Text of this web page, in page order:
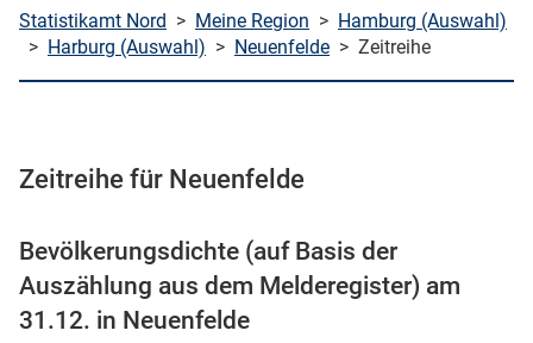
Statistikamt Nord > Meine Region > Hamburg (Auswahl)
> Harburg (Auswahl) > Neuenfelde > Zeitreihe
Zeitreihe für Neuenfelde
Bevölkerungsdichte (auf Basis der
Auszählung aus dem Melderegister) am
31.12. in Neuenfelde